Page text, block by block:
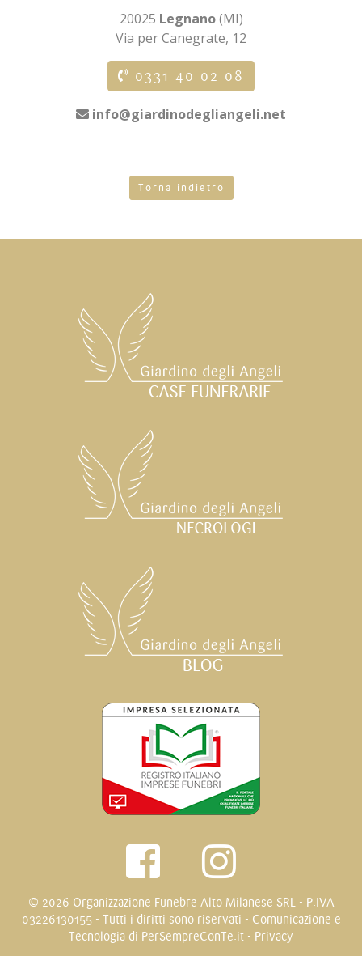
20025 Legnano(MI)
Via per Canegrate, 12
0331 40 02 08
info@giardinodegliangeli.net
Torna indietro
© 2026 Organizzazione Funebre Alto Milanese SRL - P.IVA
03226130155 - Tutti i diritti sono riservati - Comunicazione e
Tecnologia di PerSempreConTe.it - Privacy